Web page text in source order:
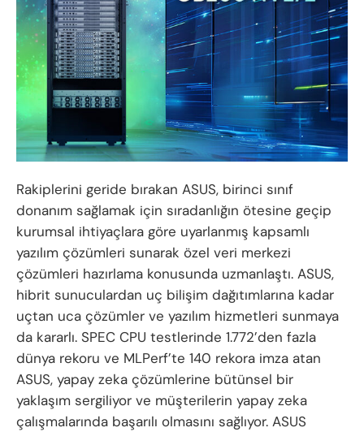
Rakiplerini geride bırakan ASUS, birinci sınıf
donanım sağlamak için sıradanlığın ötesine geçip
kurumsal ihtiyaçlara göre uyarlanmış kapsamlı
yazılım çözümleri sunarak özel veri merkezi
çözümleri hazırlama konusunda uzmanlaştı. ASUS,
hibrit sunuculardan uç bilişim dağıtımlarına kadar
uçtan uca çözümler ve yazılım hizmetleri sunmaya
da kararlı. SPEC CPU testlerinde 1.772’den fazla
dünya rekoru ve MLPerf’te 140 rekora imza atan
ASUS, yapay zeka çözümlerine bütünsel bir
yaklaşım sergiliyor ve müşterilerin yapay zeka
çalışmalarında başarılı olmasını sağlıyor. ASUS